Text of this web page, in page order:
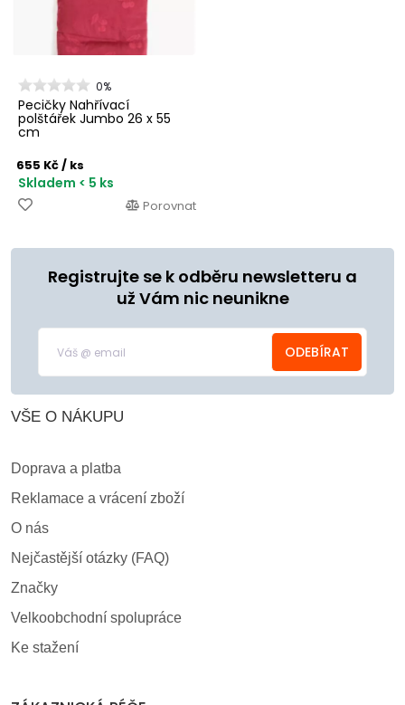
0%
Pecičky Nahřívací
polštářek Jumbo 26 x 55
cm
655 Kč/ ks
Skladem < 5 ks
Porovnat
Registrujte se k odběru newsletteru a
už Vám nic neunikne
ODEBÍRAT
VŠE O NÁKUPU
Doprava a platba
Reklamace a vrácení zboží
O nás
Nejčastější otázky (FAQ)
Značky
Velkoobchodní spolupráce
Ke stažení